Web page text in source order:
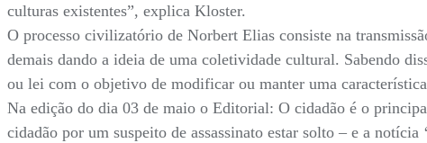
culturas existentes”, explica Kloster.
O processo civilizatório de Norbert Elias consiste na
demais dando a ideia de uma coletividade cultural. Sabendo
ou lei com o objetivo de modificar ou manter uma
Na edição do dia 03 de maio o Editorial: O cidadão é o
cidadão por um suspeito de assassinato estar solto – e a